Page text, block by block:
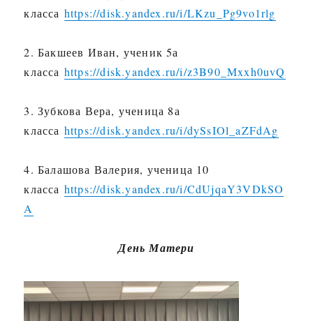
класса https://disk.yandex.ru/i/LKzu_Pg9vo1rlg
2. Бакшеев Иван, ученик 5а
класса https://disk.yandex.ru/i/z3B90_Mxxh0uvQ
3. Зубкова Вера, ученица 8а
класса https://disk.yandex.ru/i/dySsIOl_aZFdAg
4. Балашова Валерия, ученица 10
класса https://disk.yandex.ru/i/CdUjqaY3VDkSO
A
День Матери